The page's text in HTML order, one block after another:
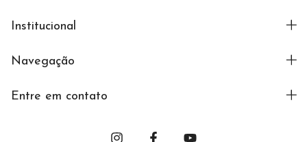
Institucional
Navegação
Entre em contato